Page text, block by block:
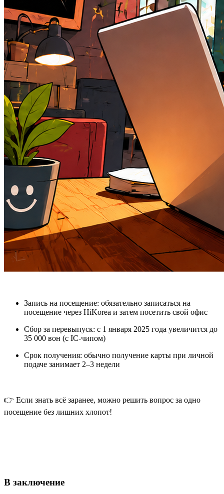
Запись на посещение: обязательно записаться на
посещение через HiKorea и затем посетить свой офис
Сбор за перевыпуск: с 1 января 2025 года увеличится до
35 000 вон (с IC-чипом)
Срок получения: обычно получение карты при личной
подаче занимает 2–3 недели
👉 Если знать всё заранее, можно решить вопрос за одно
посещение без лишних хлопот!
В заключение